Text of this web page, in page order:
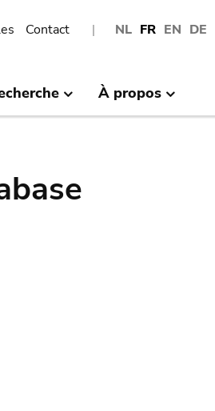
NL FR EN DE
Contact
À propos